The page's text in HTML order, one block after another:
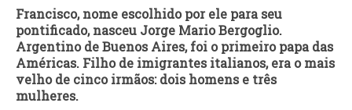
Francisco, nome escolhido por ele para seu
pontificado, nasceu Jorge Mario Bergoglio.
Argentino de Buenos Aires, foi o primeiro papa das
Américas. Filho de imigrantes italianos, era o mais
velho de cinco irmãos: dois homens e três
mulheres.